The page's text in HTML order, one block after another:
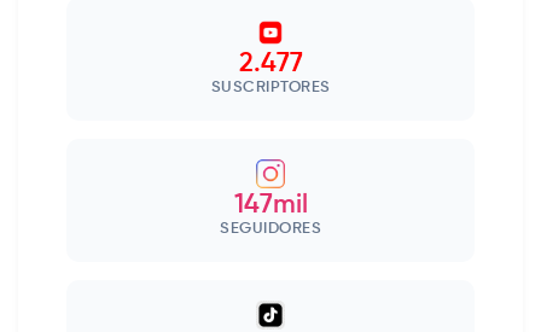
2.477
SUSCRIPTORES
147mil
SEGUIDORES